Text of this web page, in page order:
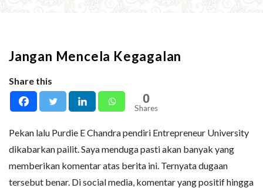
Jangan Mencela Kegagalan
Share this
0
Shares
Pekan lalu Purdie E Chandra pendiri Entrepreneur University
dikabarkan pailit. Saya menduga pasti akan banyak yang
memberikan komentar atas berita ini. Ternyata dugaan
tersebut benar. Di social media, komentar yang positif hingga